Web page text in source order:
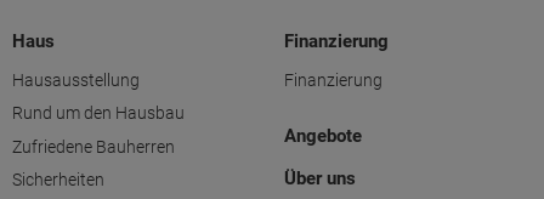
Haus
Hausausstellung
Rund um den Hausbau
Zufriedene Bauherren
Sicherheiten
Finanzierung
Finanzierung
Angebote
Über uns